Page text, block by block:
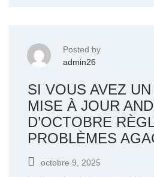
Posted by
admin26
SI VOUS AVEZ
MISE À JOUR
D’OCTOBRE
PROBLÈMES
octobre 9, 2025